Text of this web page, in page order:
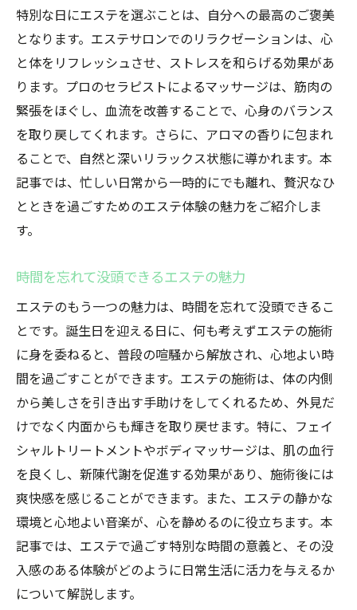
特別な日にエステを選ぶことは、自分への最高のご褒美
となります。エステサロンでのリラクゼーションは、心
と体をリフレッシュさせ、ストレスを和らげる効果があ
ります。プロのセラピストによるマッサージは、筋肉の
緊張をほぐし、血流を改善することで、心身のバランス
を取り戻してくれます。さらに、アロマの香りに包まれ
ることで、自然と深いリラックス状態に導かれます。本
記事では、忙しい日常から一時的にでも離れ、贅沢なひ
とときを過ごすためのエステ体験の魅力をご紹介しま
す。
時間を忘れて没頭できるエステの魅力
エステのもう一つの魅力は、時間を忘れて没頭できるこ
とです。誕生日を迎える日に、何も考えずエステの施術
に身を委ねると、普段の喧騒から解放され、心地よい時
間を過ごすことができます。エステの施術は、体の内側
から美しさを引き出す手助けをしてくれるため、外見だ
けでなく内面からも輝きを取り戻せます。特に、フェイ
シャルトリートメントやボディマッサージは、肌の血行
を良くし、新陳代謝を促進する効果があり、施術後には
爽快感を感じることができます。また、エステの静かな
環境と心地よい音楽が、心を静めるのに役立ちます。本
記事では、エステで過ごす特別な時間の意義と、その没
入感のある体験がどのように日常生活に活力を与えるか
について解説します。